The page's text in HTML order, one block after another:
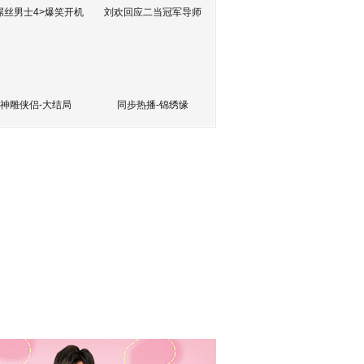
丝男士4>爆笑开机 刘欢回应二当冠军导师
神雕侠侣-大结局 同步热播-锦绣缘